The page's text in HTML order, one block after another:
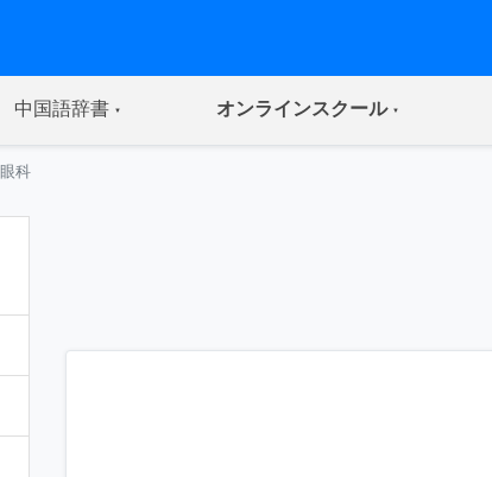
中国語辞書(current) オンラインスクール(current)
眼科